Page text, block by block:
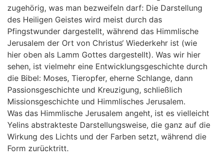
zugehörig, was man bezweifeln darf: Die Darstellung
des Heiligen Geistes wird meist durch das
Pfingstwunder dargestellt, während das Himmlische
Jerusalem der Ort von Christus‘ Wiederkehr ist (wie
hier oben als Lamm Gottes dargestellt). Was wir hier
sehen, ist vielmehr eine Entwicklungsgeschichte durch
die Bibel: Moses, Tieropfer, eherne Schlange, dann
Passionsgeschichte und Kreuzigung, schließlich
Missionsgeschichte und Himmlisches Jerusalem.
Was das Himmlische Jerusalem angeht, ist es vielleicht
Yelins abstrakteste Darstellungsweise, die ganz auf die
Wirkung des Lichts und der Farben setzt, während die
Form zurücktritt.